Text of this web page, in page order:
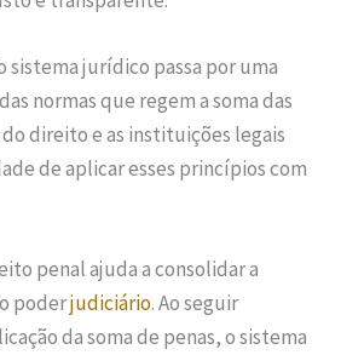
jurídico passa por uma
normas que regem a soma das
do direito e as instituições legais
de aplicar esses princípios com
penal ajuda a consolidar a
poderjudiciário. Ao seguir
da soma de penas, o sistema